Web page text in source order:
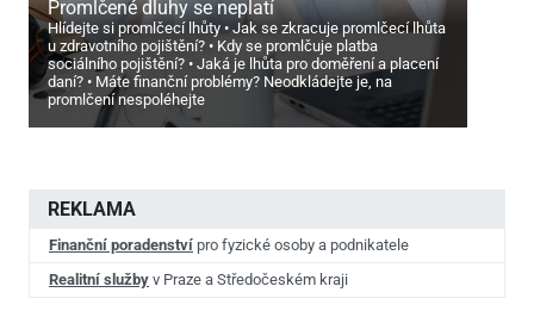
Promlčené dluhy se neplatí
Hlídejte si promlčecí lhůty
Jak se zkracuje promlčecí lhůta
u zdravotního pojištění?
Kdy se promlčuje platba
sociálního pojištění?
Jaká je lhůta pro doměření a placení
daní?
Máte finanční problémy? Neodkládejte je, na
promlčení nespoléhejte
REKLAMA
Finanční poradenství pro fyzické osoby a podnikatele
Realitní služby v Praze a Středočeském kraji